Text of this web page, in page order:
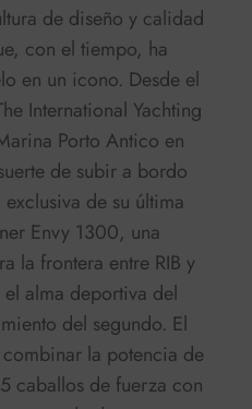
de diseño y calidad
con el tiempo, ha
en un icono. Desde el
International Yachting
Porto Antico en
de subir a bordo
de su última
Envy 1300, una
la frontera entre RIB y
alma deportiva del
del segundo. El
la potencia de
caballos de fuerza con